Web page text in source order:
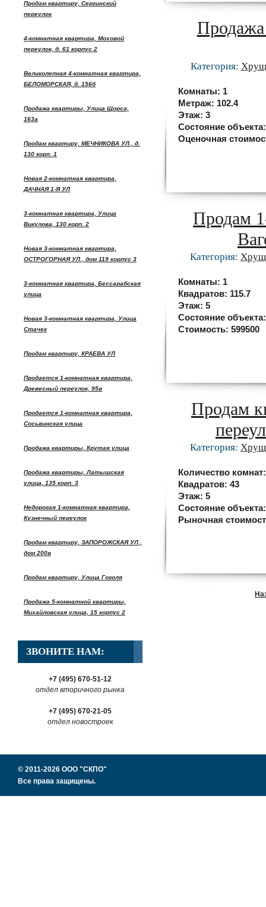
Продам квартиру, Сергинский
переулок
4-комнатная квартира, Моховой
переулок, д. 61 корпус 2
Великолепная 4-комнатная квартира,
БЕЛОМОРСКАЯ, д. 156б
Продажа квартиры, Улица Щорса,
163а
Продам квартиру, МЕЧНИКОВА УЛ., д.
130 корп. 1
Новая 2-комнатная квартира,
ДАЧНАЯ 1-Я УЛ
3-комнатная квартира, Улица
Викулова, 130 корп. 2
Новая 3-комнатная квартира,
ОСТРОГОРНАЯ УЛ., дом 119 корпус 3
3-комнатная квартира, Бессарабская
улица
Новая 3-комнатная квартира, Улица
Стачек
Продам квартиру, КРАЕВА УЛ
Продается 1-комнатная квартира,
Древесный переулок, 95в
Продается 1-комнатная квартира,
Сосьвинская улица
Продажа квартиры, Крутая улица
Продажа квартиры, Латышская
улица, 135 корп. 3
Недорогая 1-комнатная квартира,
Кузнечный переулок
Продам квартиру, ЗАПОРОЖСКАЯ УЛ.,
дом 200в
Продам квартиру, Улица Гоголя
Продажа 5-комнатной квартиры,
Михайловская улица, 15 корпус 2
ЗВОНИТЕ НАМ:
+7 (495) 670-51-12
отдел вторичного рынка
+7 (495) 670-21-05
отдел новостроек
Продажа
Категория:
Комнаты: 1
Метраж: 102.4
Этаж: 3
Состояние
Оценочная
Продам
Категория:
Комнаты: 1
Квадратов: 115.7
Этаж: 5
Состояние
Стоимость: 599500
Продам
Категория:
Количество
Квадратов: 43
Этаж: 5
Состояние
Рыночная
© 2011-2026 ООО "СКПО"
Все права защищены.